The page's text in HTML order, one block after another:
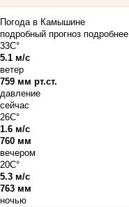
Погода в Камышине
подробный прогноз подробнее
33C°
5.1 м/с
ветер
759 мм рт.ст.
давление
сейчас
26C°
1.6 м/с
760 мм
вечером
20C°
5.3 м/с
763 мм
ночью